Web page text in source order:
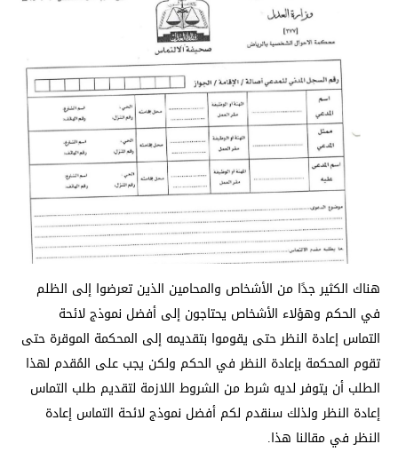
هناك الكثير جدًا من الأشخاص والمحامين الذين تعرضوا إلى الظلم
في الحكم وهؤلاء الأشخاص يحتاجون إلى أفضل نموذج لائحة
التماس إعادة النظر حتى يقوموا بتقديمه إلى المحكمة الموقرة حتى
تقوم المحكمة بإعادة النظر في الحكم ولكن يجب على المُقدم لهذا
الطلب أن يتوفر لديه شرط من الشروط اللازمة لتقديم طلب التماس
إعادة النظر ولذلك سنقدم لكم أفضل نموذج لائحة التماس إعادة
النظر في مقالنا هذا.